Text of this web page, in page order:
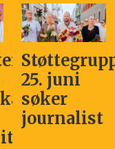
25. juni
søker
journalist